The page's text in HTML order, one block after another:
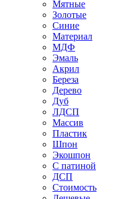
Мятные
Золотые
Синие
Материал
МДФ
Эмаль
Акрил
Береза
Дерево
Дуб
ЛДСП
Массив
Пластик
Шпон
Экошпон
С патиной
ДСП
Стоимость